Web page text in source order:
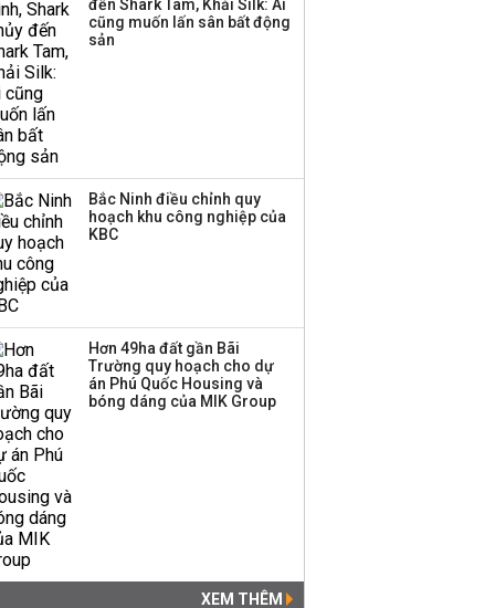
Thành viên HĐQT
đến Shark Tam, Khải Silk: Ai
cũng muốn lấn sân bất động
sản
Bắc Ninh điều chỉnh quy
hoạch khu công nghiệp của
KBC
Hơn 49ha đất gần Bãi
Trường quy hoạch cho dự
án Phú Quốc Housing và
bóng dáng của MIK Group
XEM THÊM